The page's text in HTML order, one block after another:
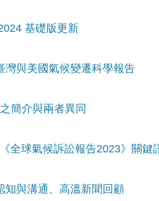
基礎版更新
灣與美國氣候變遷科學報告
簡介與兩者異同
全球氣候訴訟報告2023》關鍵
知與溝通、高溫新聞回顧